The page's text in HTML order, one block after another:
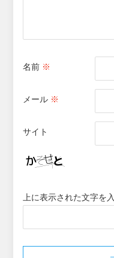
名前 ※
メール ※
サイト
上に表示された文字を